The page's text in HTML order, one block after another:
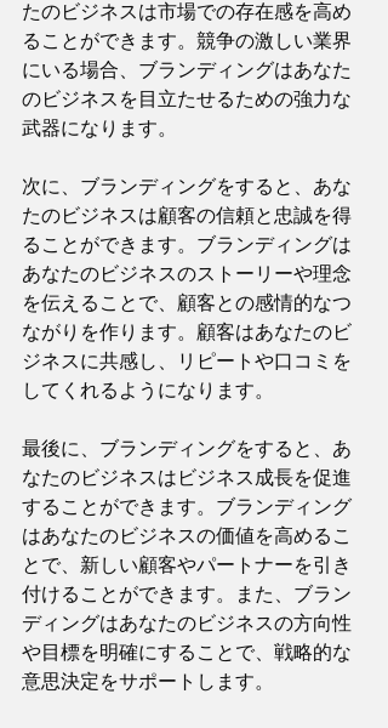
たのビジネスは市場での存在感を高め
ることができます。競争の激しい業界
にいる場合、ブランディングはあなた
のビジネスを目立たせるための強力な
武器になります。
次に、ブランディングをすると、あな
たのビジネスは顧客の信頼と忠誠を得
ることができます。ブランディングは
あなたのビジネスのストーリーや理念
を伝えることで、顧客との感情的なつ
ながりを作ります。顧客はあなたのビ
ジネスに共感し、リピートや口コミを
してくれるようになります。
最後に、ブランディングをすると、あ
なたのビジネスはビジネス成長を促進
することができます。ブランディング
はあなたのビジネスの価値を高めるこ
とで、新しい顧客やパートナーを引き
付けることができます。また、ブラン
ディングはあなたのビジネスの方向性
や目標を明確にすることで、戦略的な
意思決定をサポートします。